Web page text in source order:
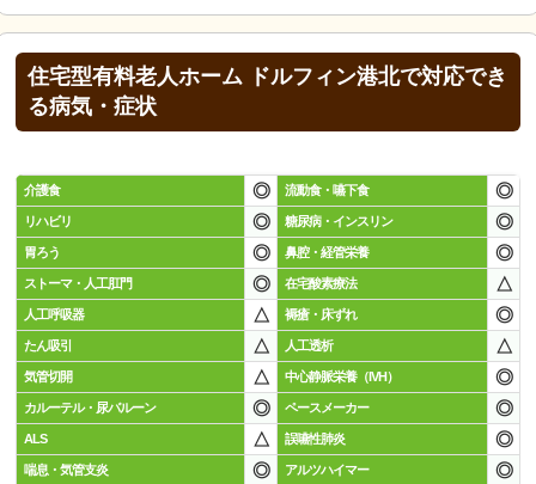
住宅型有料老人ホーム ドルフィン港北で対応でき
る病気・症状
介護食 ◎ 流動食・嚥下食 ◎
リハビリ ◎ 糖尿病・インスリン ◎
胃ろう ◎ 鼻腔・経管栄養 ◎
ストーマ・人工肛門 ◎ 在宅酸素療法 △
人工呼吸器 △ 褥瘡・床ずれ ◎
たん吸引 △ 人工透析 △
気管切開 △ 中心静脈栄養（IVH） ◎
カルーテル・尿バルーン ◎ ペースメーカー ◎
ALS △ 誤嚥性肺炎 ◎
喘息・気管支炎 ◎ アルツハイマー ◎